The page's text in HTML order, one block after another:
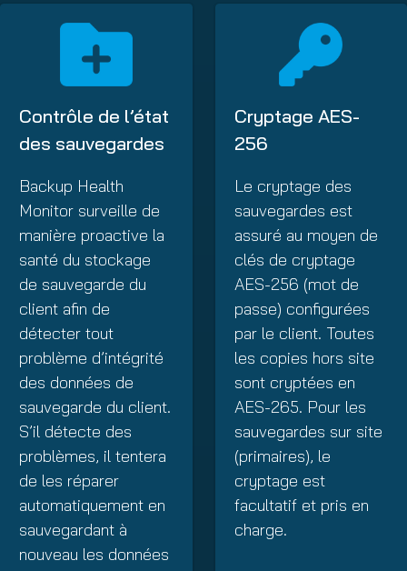
Contrôle de l’état
des sauvegardes
Backup Health
Monitor surveille de
manière proactive la
santé du stockage
de sauvegarde du
client afin de
détecter tout
problème d’intégrité
des données de
sauvegarde du client.
S’il détecte des
problèmes, il tentera
de les réparer
automatiquement en
sauvegardant à
nouveau les données
Cryptage AES-
256
Le cryptage des
sauvegardes est
assuré au moyen de
clés de cryptage
AES-256 (mot de
passe) configurées
par le client. Toutes
les copies hors site
sont cryptées en
AES-265. Pour les
sauvegardes sur site
(primaires), le
cryptage est
facultatif et pris en
charge.